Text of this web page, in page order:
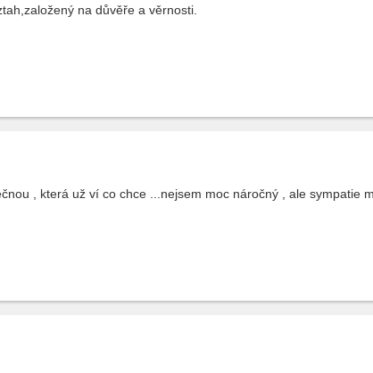
na důvěře a věrnosti.
, která už ví co chce ...nejsem moc náročný , ale sympatie